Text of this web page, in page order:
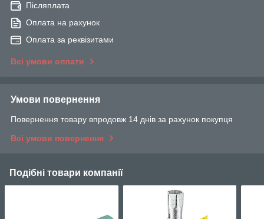
Післяплата
Оплата на рахунок
Оплата за реквізитами
Всі умови оплати
Умови повернення
Повернення товару впродовж 14 днів за рахунок покупця
Всі умови повернення
Подібні товари компанії